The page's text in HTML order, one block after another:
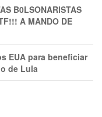
B0LSONARlSTAS
A MANDO DE
EUA para beneficiar
de Lula